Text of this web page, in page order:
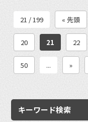
21 / 199 « 先頭
20 21 22
50 ... »
キーワード検索